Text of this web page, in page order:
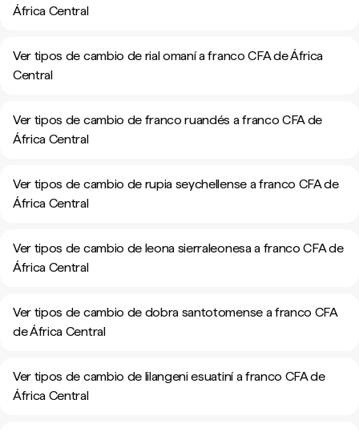
África Central
Ver tipos de cambio de rial omaní a franco CFA de África
Central
Ver tipos de cambio de franco ruandés a franco CFA de
África Central
Ver tipos de cambio de rupia seychellense a franco CFA de
África Central
Ver tipos de cambio de leona sierraleonesa a franco CFA de
África Central
Ver tipos de cambio de dobra santotomense a franco CFA
de África Central
Ver tipos de cambio de lilangeni esuatiní a franco CFA de
África Central